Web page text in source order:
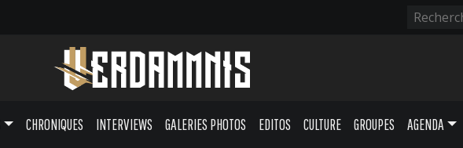
CHRONIQUES INTERVIEWS GALERIES PHOTOS EDITOS CULTURE GROUPES AGENDA